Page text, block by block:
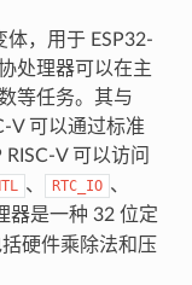
体，用于 ESP32-
处理器可以在主
等任务。其与
V 可以通过标准
V 可以访问
、 RTC_IO 、
器是一种 32 位定
硬件乘除法和压